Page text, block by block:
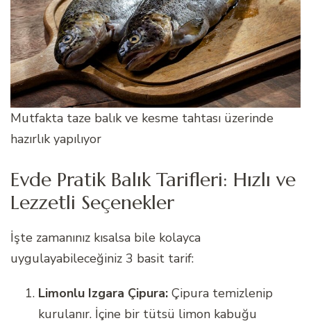
Mutfakta taze balık ve kesme tahtası üzerinde
hazırlık yapılıyor
Evde Pratik Balık Tarifleri: Hızlı ve
Lezzetli Seçenekler
İşte zamanınız kısalsa bile kolayca
uygulayabileceğiniz 3 basit tarif:
Limonlu Izgara Çipura: Çipura temizlenip
kurulanır. İçine bir tütsü limon kabuğu